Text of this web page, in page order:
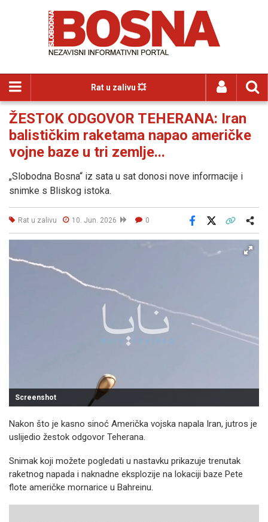
Rat u zalivu 💥
ŽESTOK ODGOVOR TEHERANA: Iran
balističkim raketama napao američke
vojne baze u tri zemlje...
„Slobodna Bosna“ iz sata u sat donosi nove informacije i
snimke s Bliskog istoka.
Rat u zalivu 10. Jun. 2026 0
Facebook
Screenshot
Nakon što je kasno sinoć Američka vojska napala Iran, jutros je
uslijedio žestok odgovor Teherana.
Snimak koji možete pogledati u nastavku prikazuje trenutak
raketnog napada i naknadne eksplozije na lokaciji baze Pete
flote američke mornarice u Bahreinu.